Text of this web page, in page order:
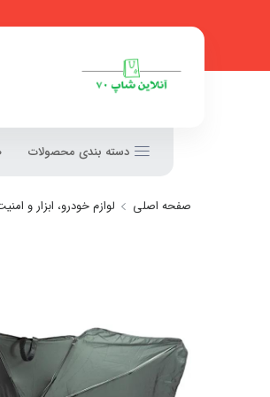
دسته بندی محصولات
صفحه اصلی لوازم خودرو، ابزار و